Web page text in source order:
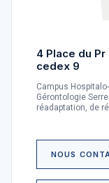
4 Place du
cedex 9
Campus
Gérontologie
réadaptation, de
NOUS